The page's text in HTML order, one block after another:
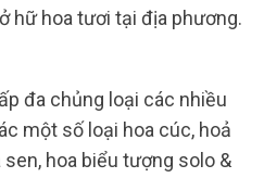
hữ hoa tươi tại địa phương.
đa chủng loại các nhiều
một số loại hoa cúc, hoả
sen, hoa biểu tượng solo &